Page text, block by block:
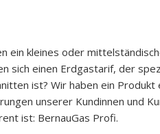
ein kleines oder
sich einen Erdgastarif, der
ist? Wir haben ein Produkt
unserer Kundinnen und
ist: BernauGas Profi.